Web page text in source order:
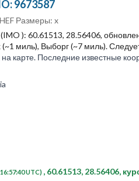
9673587
Размеры: x
): 60.61513, 28.56406,
миль), Выборг (~7 миль).
карте. Последние известные
UTC) , 60.61513, 28.56406,